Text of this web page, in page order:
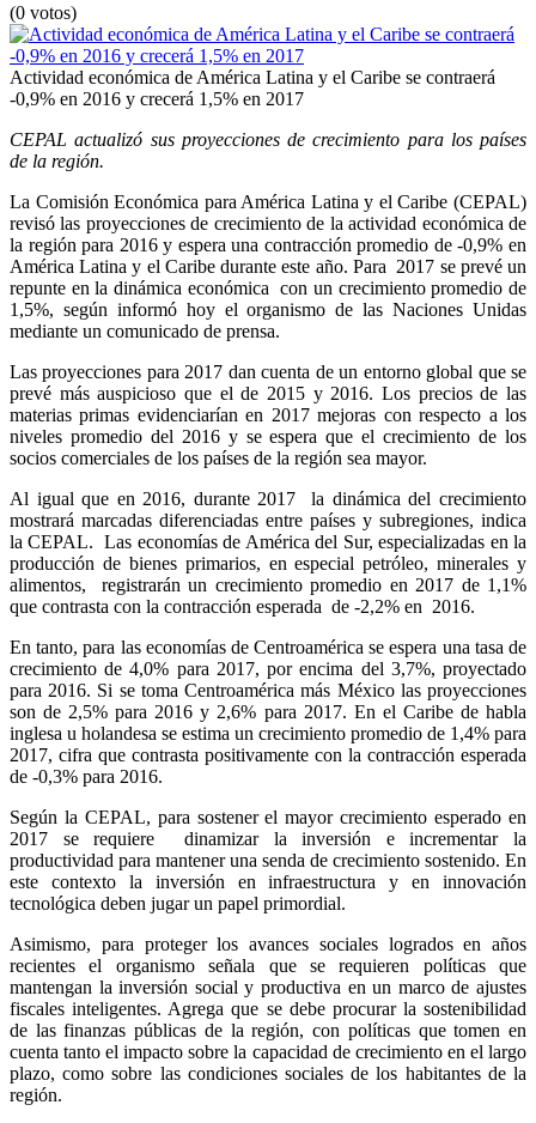
(0 votos)
Actividad económica de América Latina y el Caribe se contraerá
-0,9% en 2016 y crecerá 1,5% en 2017
CEPAL actualizó sus proyecciones de crecimiento para los países
de la región.
La Comisión Económica para América Latina y el Caribe (CEPAL)
revisó las proyecciones de crecimiento de la actividad económica de
la región para 2016 y espera una contracción promedio de -0,9% en
América Latina y el Caribe durante este año. Para 2017 se prevé un
repunte en la dinámica económica con un crecimiento promedio de
1,5%, según informó hoy el organismo de las Naciones Unidas
mediante un comunicado de prensa.
Las proyecciones para 2017 dan cuenta de un entorno global que se
prevé más auspicioso que el de 2015 y 2016. Los precios de las
materias primas evidenciarían en 2017 mejoras con respecto a los
niveles promedio del 2016 y se espera que el crecimiento de los
socios comerciales de los países de la región sea mayor.
Al igual que en 2016, durante 2017 la dinámica del crecimiento
mostrará marcadas diferenciadas entre países y subregiones, indica
la CEPAL. Las economías de América del Sur, especializadas en la
producción de bienes primarios, en especial petróleo, minerales y
alimentos, registrarán un crecimiento promedio en 2017 de 1,1%
que contrasta con la contracción esperada de -2,2% en 2016.
En tanto, para las economías de Centroamérica se espera una tasa de
crecimiento de 4,0% para 2017, por encima del 3,7%, proyectado
para 2016. Si se toma Centroamérica más México las proyecciones
son de 2,5% para 2016 y 2,6% para 2017. En el Caribe de habla
inglesa u holandesa se estima un crecimiento promedio de 1,4% para
2017, cifra que contrasta positivamente con la contracción esperada
de -0,3% para 2016.
Según la CEPAL, para sostener el mayor crecimiento esperado en
2017 se requiere dinamizar la inversión e incrementar la
productividad para mantener una senda de crecimiento sostenido. En
este contexto la inversión en infraestructura y en innovación
tecnológica deben jugar un papel primordial.
Asimismo, para proteger los avances sociales logrados en años
recientes el organismo señala que se requieren políticas que
mantengan la inversión social y productiva en un marco de ajustes
fiscales inteligentes. Agrega que se debe procurar la sostenibilidad
de las finanzas públicas de la región, con políticas que tomen en
cuenta tanto el impacto sobre la capacidad de crecimiento en el largo
plazo, como sobre las condiciones sociales de los habitantes de la
región.